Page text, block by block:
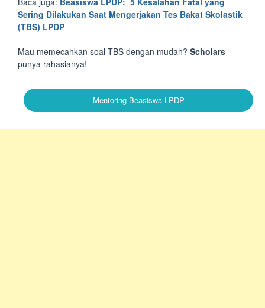
Sering Dilakukan Saat Mengerjakan Tes Bakat Skolastik
(TBS) LPDP
Mau memecahkan soal TBS dengan mudah? Scholars
punya rahasianya!
Mentoring Beasiswa LPDP